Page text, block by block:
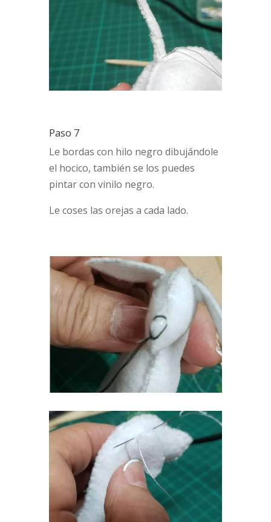
Paso 7
Le bordas con hilo negro dibujándole
el hocico, también se los puedes
pintar con vinilo negro.
Le coses las orejas a cada lado.